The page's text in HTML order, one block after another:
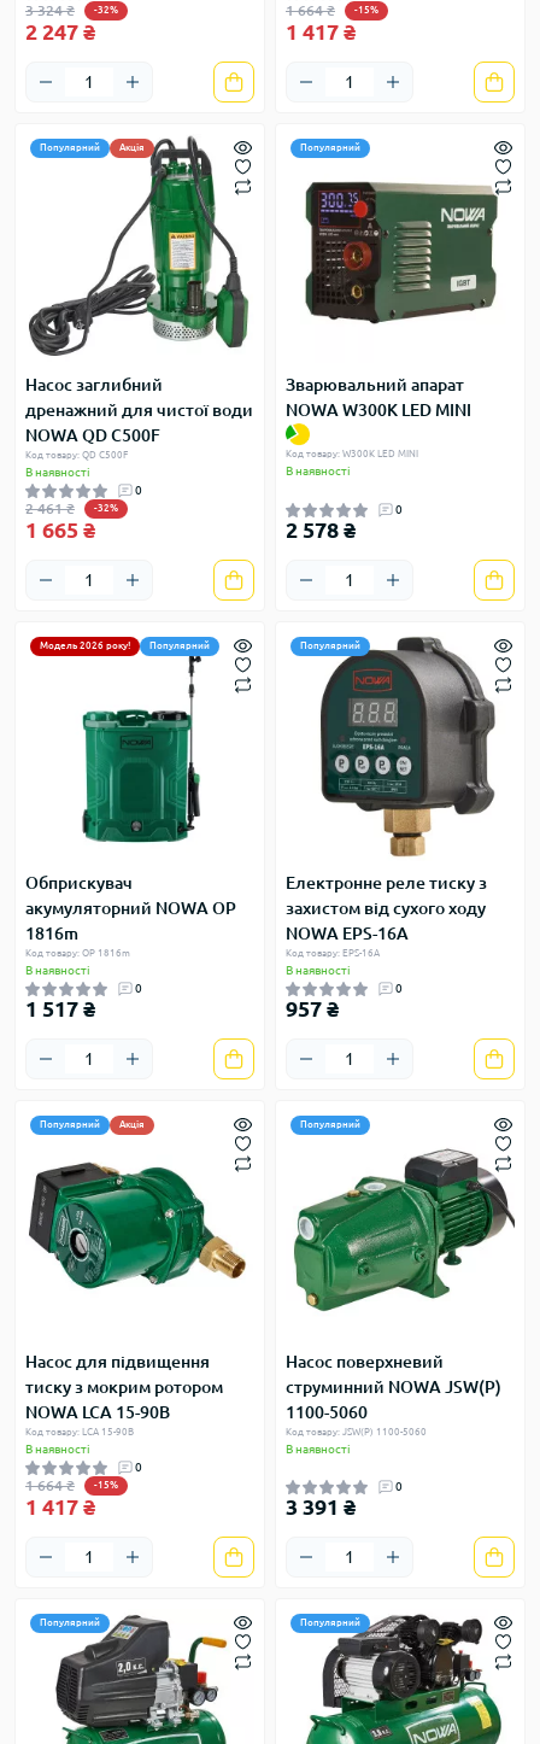
3 324 ₴ -32%
2 247 ₴
1 664 ₴ -15%
1 417 ₴
Популярний Акція
Насос заглибний
дренажний для чистої води
NOWA QD C500F
Код товару: QD C500F
В наявності
0
2 461 ₴ -32%
1 665 ₴
Популярний
Зварювальний апарат
NOWA W300K LED MINI
Код товару: W300K LED MINI
В наявності
0
2 578 ₴
Модель 2026 року! Популярний
Обприскувач
акумуляторний NOWA OP
1816m
Код товару: OP 1816m
В наявності
0
1 517 ₴
Популярний
Електронне реле тиску з
захистом від сухого ходу
NOWA EPS-16A
Код товару: EPS-16A
В наявності
0
957 ₴
Популярний Акція
Насос для підвищення
тиску з мокрим ротором
NOWA LCA 15-90B
Код товару: LCA 15-90B
В наявності
0
1 664 ₴ -15%
1 417 ₴
Популярний
Насос поверхневий
струминний NOWA JSW(P)
1100-5060
Код товару: JSW(P) 1100-5060
В наявності
0
3 391 ₴
Популярний Популярний